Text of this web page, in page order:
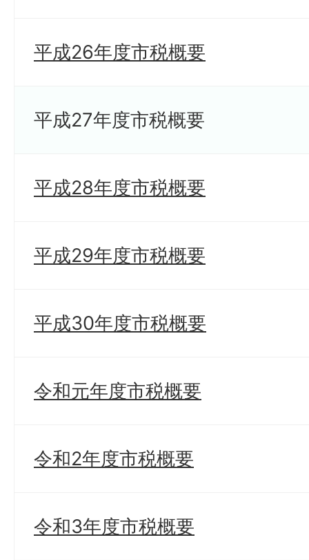
平成26年度市税概要
平成27年度市税概要
平成28年度市税概要
平成29年度市税概要
平成30年度市税概要
令和元年度市税概要
令和2年度市税概要
令和3年度市税概要